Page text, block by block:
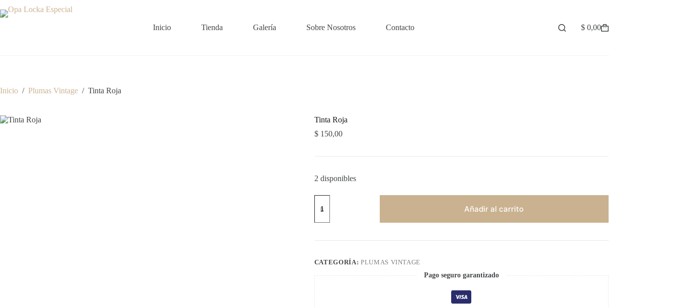
al
Inicio Tienda Galería Sobre Nosotros Contacto
Carro
$0,00
Inicio / Plumas Vintage / Tinta Roja
Tinta Roja
$150,00
2 disponibles
Roja
Añadir al carrito
CATEGORÍA: PLUMAS VINTAGE
Pago seguro garantizado